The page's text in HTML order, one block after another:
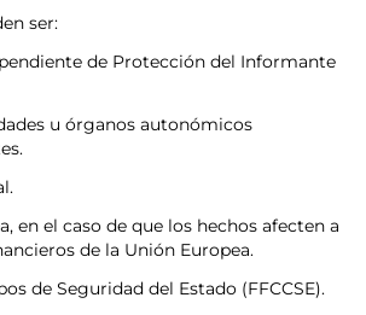
ser:
de Protección del Informante
u órganos autonómicos
en el caso de que los hechos afecten a
de la Unión Europea.
de Seguridad del Estado (FFCCSE).